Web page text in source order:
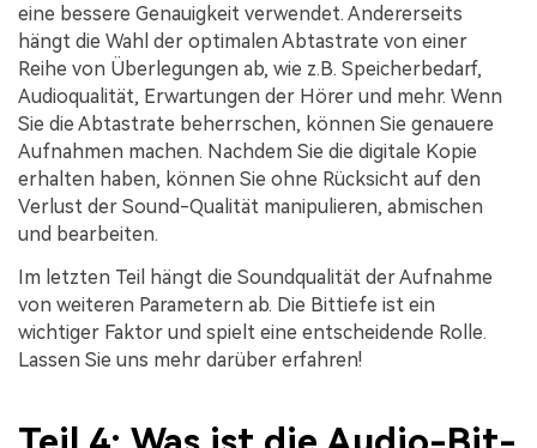
eine bessere Genauigkeit verwendet. Andererseits
hängt die Wahl der optimalen Abtastrate von einer
Reihe von Überlegungen ab, wie z.B. Speicherbedarf,
Audioqualität, Erwartungen der Hörer und mehr. Wenn
Sie die Abtastrate beherrschen, können Sie genauere
Aufnahmen machen. Nachdem Sie die digitale Kopie
erhalten haben, können Sie ohne Rücksicht auf den
Verlust der Sound-Qualität manipulieren, abmischen
und bearbeiten.
Im letzten Teil hängt die Soundqualität der Aufnahme
von weiteren Parametern ab. Die Bittiefe ist ein
wichtiger Faktor und spielt eine entscheidende Rolle.
Lassen Sie uns mehr darüber erfahren!